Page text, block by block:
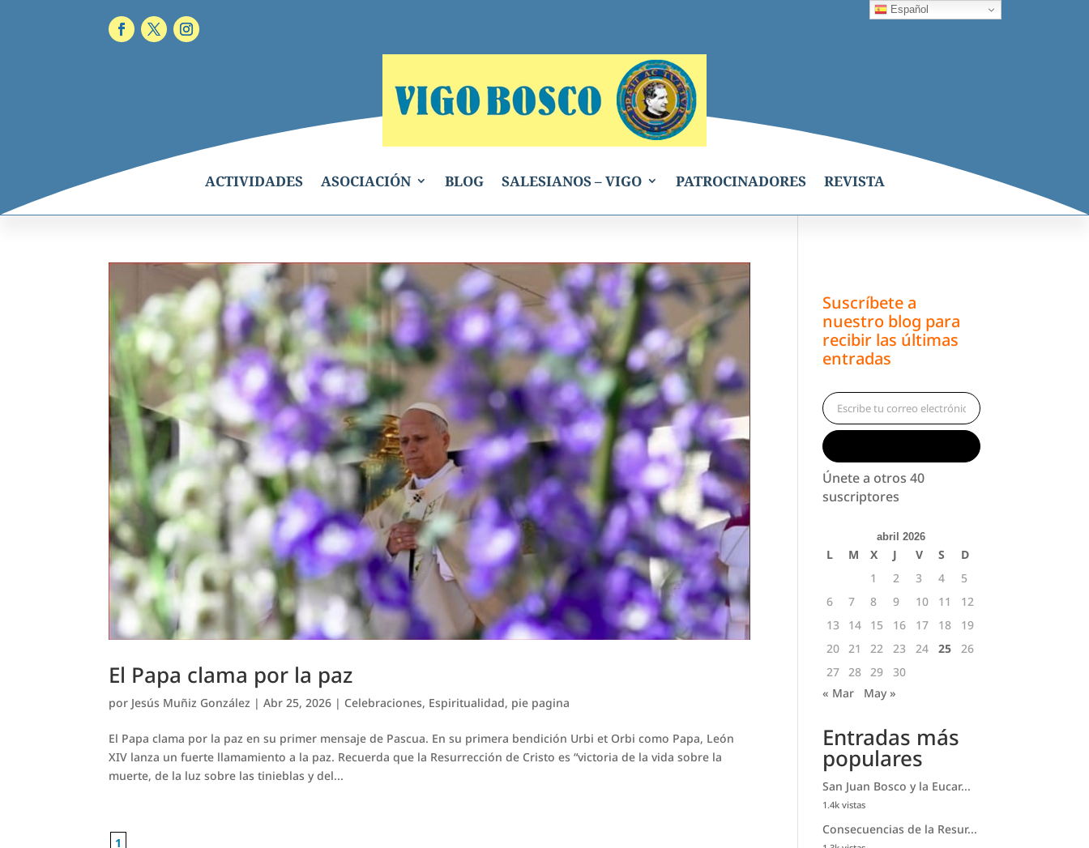
ACTIVIDADES ASOCIACIÓN BLOG SALESIANOS – VIGO PATROCINADORES REVISTA
El Papa clama por la paz
por Jesús Muñiz González |Abr 25, 2026 | Celebraciones, Espiritualidad, pie pagina
El Papa clama por la paz en su primer mensaje de Pascua. En su primera bendición Urbi et Orbi como Papa, León
XIV lanza un fuerte llamamiento a la paz. Recuerda que la Resurrección de Cristo es “victoria de la vida sobre la
muerte, de la luz sobre las tinieblas y del...
1
Suscríbete a
nuestro blog para
recibir las últimas
entradas
Escribe tu correo electrónico…
Únete a otros 40
suscriptores
abril 2026
L M X J V S
D
1
2 3 4
5
6
7 8 9 10 11
12
13
14 15 16 17 18
19
20 21 22 23 24 25
26
27 28 29
30
« Mar
May »
Entradas más
populares
San Juan Bosco y la Eucar...
1.4k vistas
Consecuencias de la Resur...
Español